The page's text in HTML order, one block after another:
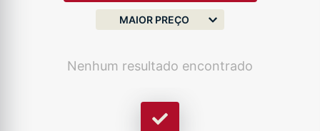
MAIOR PREÇO
Nenhum resultado encontrado